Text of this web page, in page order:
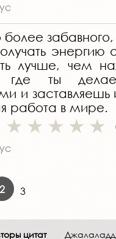
более
энергию
лучше, чем
где ты
и заставляешь
работа в мире.
2 3
цитат